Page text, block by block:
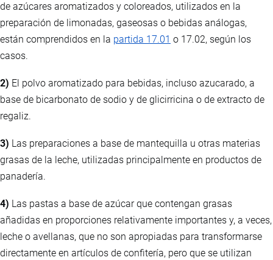
de azúcares aromatizados y coloreados, utilizados en la
preparación de limonadas, gaseosas o bebidas análogas,
están comprendidos en la partida 17.01 o 17.02, según los
casos.
2) El polvo aromatizado para bebidas, incluso azucarado, a
base de bicarbonato de sodio y de glicirricina o de extracto de
regaliz.
3) Las preparaciones a base de mantequilla u otras materias
grasas de la leche, utilizadas principalmente en productos de
panadería.
4) Las pastas a base de azúcar que contengan grasas
añadidas en proporciones relativamente importantes y, a veces,
leche o avellanas, que no son apropiadas para transformarse
directamente en artículos de confitería, pero que se utilizan